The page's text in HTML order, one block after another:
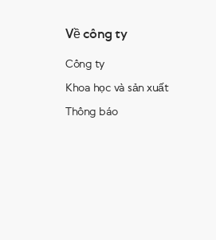
Về công ty
Công ty
Khoa học và sản xuất
Thông báo